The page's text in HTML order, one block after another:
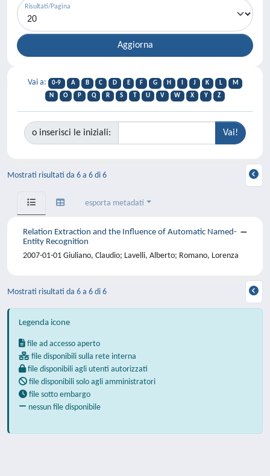
Risultati/Pagina
Vai a: 0-9 A B C D E F G H J K L
M
N
O P Q R S T U V W X Y Z
o inserisci le iniziali:
Mostrati risultati da 6 a 6 di 6
esporta metadati
Relation Extraction and the Influence of Automatic Named-
Entity Recognition
2007-01-01 Giuliano, Claudio; Lavelli, Alberto; Romano, Lorenza
Mostrati risultati da 6 a 6 di 6
Legenda icone
file ad accesso aperto
file disponibili sulla rete interna
file disponibili agli utenti autorizzati
file disponibili solo agli amministratori
file sotto embargo
nessun file disponibile